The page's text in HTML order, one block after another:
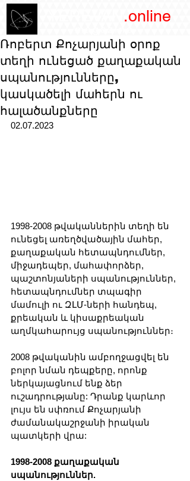
.online
Ռոբերտ Քոչարյանի օրոք
տեղի ունեցած քաղաքական
սպանությունները,
կասկածելի մահերն ու
հալածանքները
02.07.2023
1998-2008 թվականներին տեղի են
ունեցել առեղծվածային մահեր,
քաղաքական հետապնդումներ,
միջադեպեր, մահափորձեր,
պաշտոնյաների սպանություններ,
հետապնդումներ տպագիր
մամուլի ու ԶԼՄ-ների հանդեպ,
քրեական և կիսաքրեական
աղմկահարույց սպանություններ։
2008 թվականին ամբողջացվել են
բոլոր նման դեպքերը, որոնք
ներկայացնում ենք ձեր
ուշադրությանը: Դրանք կարևոր
լույս են սփռում Քոչարյանի
ժամանակաշրջանի իրական
պատկերի վրա:
1998-2008 քաղաքական
սպանություններ.